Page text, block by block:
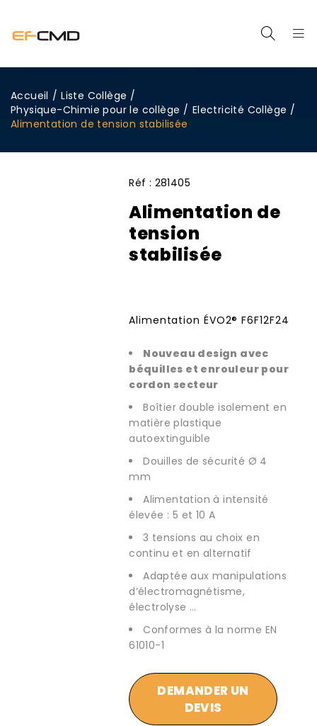
Accueil / Liste Collège /
Physique-Chimie pour le collège / Electricité Collège /
Alimentation de tension stabilisée
Réf : 281405
Alimentation de
tension
stabilisée
Alimentation ÉVO2® F6F12F24
Nouveau design avec
béquilles et enrouleur pour
cordon secteur
Boîtier double isolement en
matière plastique
autoextinguible
Douilles de sécurité Ø 4
mm
Alimentation à intensité
élevée : 5 et 10 A
3 tensions au choix en
continu et en alternatif
Adaptée aux manipulations
d’électromagnétisme,
électrolyse …
Conformes à la norme EN
61010-1
DEMANDER UN
DEVIS